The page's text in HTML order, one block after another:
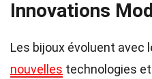
Innovations
Les bijoux évoluent avec
nouvelles technologies